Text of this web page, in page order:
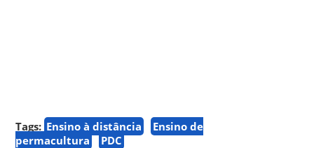
Tags: Ensino à distância
Ensino de
permacultura
PDC